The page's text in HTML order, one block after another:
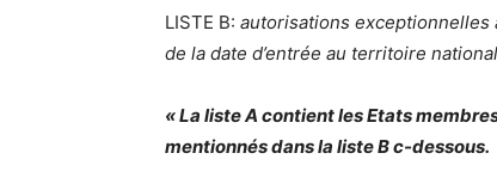
LISTE B: autorisations exceptionnelles
de la date d’entrée au territoire
« La liste A contient les Etats
mentionnés dans la liste B c-dessous.